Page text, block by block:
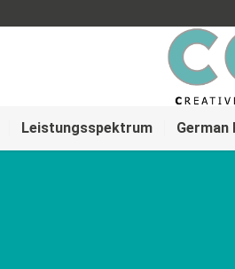
Leistungsspektrum German